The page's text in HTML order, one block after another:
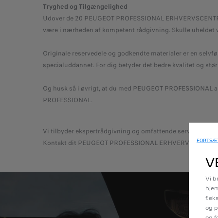
Tryghed og Tilgængelighed
Udover de 20 PEUGEOT PROFESSIONAL
være i nærheden af kompetent rådgivning. Skulle uheldet
Originale reservedele og godkendte materialer er en
specialuddannet. For dig betyder det bedre kvalitet og
Og husk så i øvrigt, at du med PEUGEOT
PROFESSIONAL.
Vi tilbyder ekspertrådgivning og omfattende service til
Kontakt dit PEUGEOT PROFESSIONAL
Vi
og